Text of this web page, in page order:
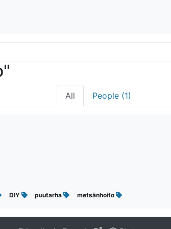
All People (1)
DIY puutarha metsänhoito